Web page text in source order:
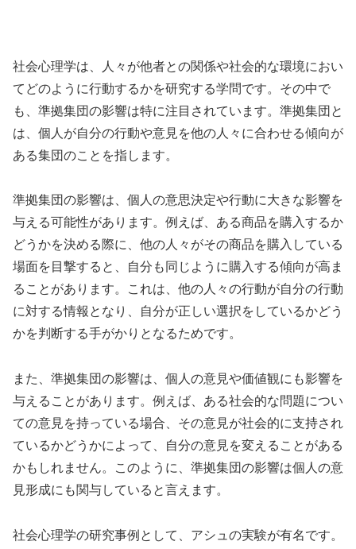
社会心理学は、人々が他者との関係や社会的な環境におい
てどのように行動するかを研究する学問です。その中で
も、準拠集団の影響は特に注目されています。準拠集団と
は、個人が自分の行動や意見を他の人々に合わせる傾向が
ある集団のことを指します。
準拠集団の影響は、個人の意思決定や行動に大きな影響を
与える可能性があります。例えば、ある商品を購入するか
どうかを決める際に、他の人々がその商品を購入している
場面を目撃すると、自分も同じように購入する傾向が高ま
ることがあります。これは、他の人々の行動が自分の行動
に対する情報となり、自分が正しい選択をしているかどう
かを判断する手がかりとなるためです。
また、準拠集団の影響は、個人の意見や価値観にも影響を
与えることがあります。例えば、ある社会的な問題につい
ての意見を持っている場合、その意見が社会的に支持され
ているかどうかによって、自分の意見を変えることがある
かもしれません。このように、準拠集団の影響は個人の意
見形成にも関与していると言えます。
社会心理学の研究事例として、アシュの実験が有名です。